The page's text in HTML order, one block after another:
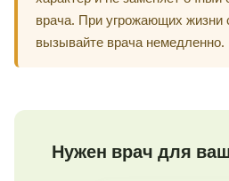
врача. При угрожающих жизни
вызывайте врача немедленно.
Нужен врач для